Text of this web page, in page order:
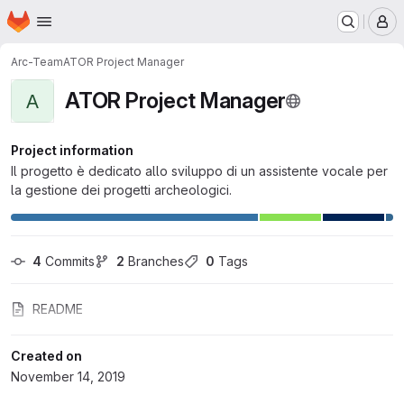
Skip to main content
Homepage
Arc-TeamATOR Project Manager
A ATOR Project Manager
Project information
Il progetto è dedicato allo sviluppo di un assistente vocale per
la gestione dei progetti archeologici.
4 Commits 2 Branches 0 Tags
README
Created on
November 14, 2019